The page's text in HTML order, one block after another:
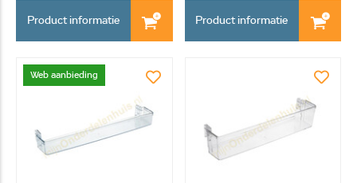
Product informatie Product informatie
Web aanbieding